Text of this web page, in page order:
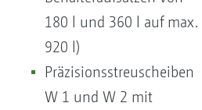
180 l und 360 l auf max.
920 l)
Präzisionsstreuscheiben
W 1 und W 2 mit